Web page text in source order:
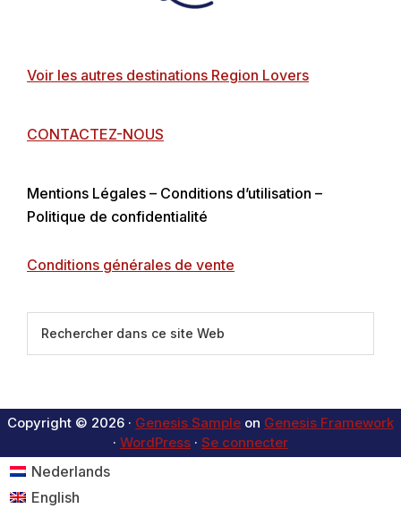
Voir les autres destinations Region Lovers
CONTACTEZ-NOUS
Mentions Légales – Conditions d’utilisation –
Politique de confidentialité
Conditions générales de vente
Web
Copyright © 2026 · Genesis Sample on Genesis Framework
· WordPress · Se connecter
Nederlands
English